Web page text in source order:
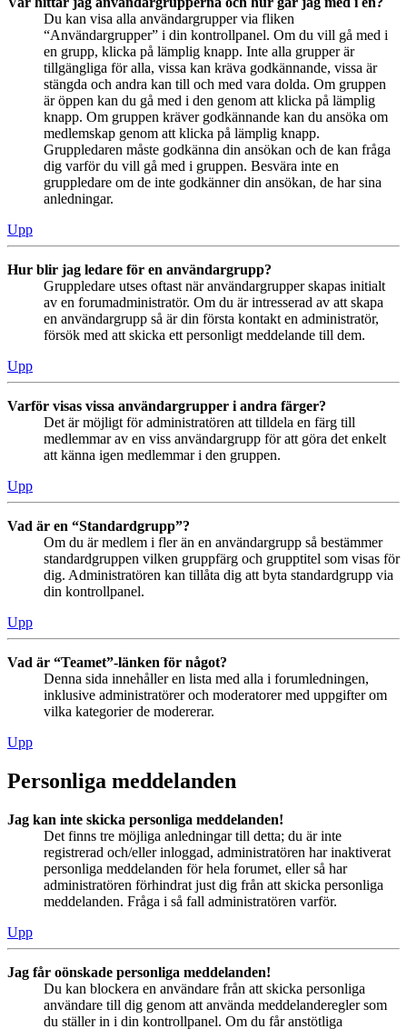
Du kan visa alla användargrupper via fliken
“Användargrupper” i din kontrollpanel. Om du vill gå med i
en grupp, klicka på lämplig knapp. Inte alla grupper är
tillgängliga för alla, vissa kan kräva godkännande, vissa är
stängda och andra kan till och med vara dolda. Om gruppen
är öppen kan du gå med i den genom att klicka på lämplig
knapp. Om gruppen kräver godkännande kan du ansöka om
medlemskap genom att klicka på lämplig knapp.
Gruppledaren måste godkänna din ansökan och de kan fråga
dig varför du vill gå med i gruppen. Besvära inte en
gruppledare om de inte godkänner din ansökan, de har sina
anledningar.
Upp
Hur blir jag ledare för en användargrupp?
Gruppledare utses oftast när användargrupper skapas initialt
av en forumadministratör. Om du är intresserad av att skapa
en användargrupp så är din första kontakt en administratör,
försök med att skicka ett personligt meddelande till dem.
Upp
Varför visas vissa användargrupper i andra färger?
Det är möjligt för administratören att tilldela en färg till
medlemmar av en viss användargrupp för att göra det enkelt
att känna igen medlemmar i den gruppen.
Upp
Vad är en “Standardgrupp”?
Om du är medlem i fler än en användargrupp så bestämmer
standardgruppen vilken gruppfärg och grupptitel som visas för
dig. Administratören kan tillåta dig att byta standardgrupp via
din kontrollpanel.
Upp
Vad är “Teamet”-länken för något?
Denna sida innehåller en lista med alla i forumledningen,
inklusive administratörer och moderatorer med uppgifter om
vilka kategorier de modererar.
Upp
Personliga meddelanden
Jag kan inte skicka personliga meddelanden!
Det finns tre möjliga anledningar till detta; du är inte
registrerad och/eller inloggad, administratören har inaktiverat
personliga meddelanden för hela forumet, eller så har
administratören förhindrat just dig från att skicka personliga
meddelanden. Fråga i så fall administratören varför.
Upp
Jag får oönskade personliga meddelanden!
Du kan blockera en användare från att skicka personliga
användare till dig genom att använda meddelanderegler som
du ställer in i din kontrollpanel. Om du får anstötliga